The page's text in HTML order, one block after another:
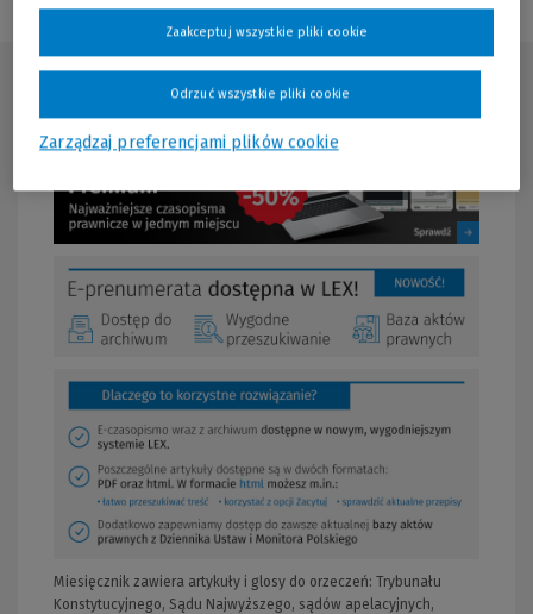
Opis produktu
innej
Miesięcznik zawiera artykuły i glosy do orzeczeń: Trybunału
Konstytucyjnego, Sądu Najwyższego, sądów apelacyjnych,
Zarządzaj preferencjami plików cookie
Odrzuć wszystkie pliki cookie
Zaakceptuj wszystkie pliki cookie